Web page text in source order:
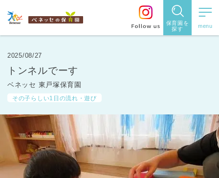
保育園を
探す
保育園を探す
名
2025/08/27
トンネルでーす
ベネッセ 東戸塚保育園
その子らしい1日の流れ・遊び